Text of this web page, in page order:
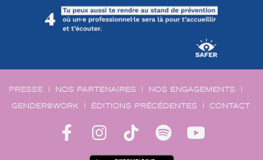
PRESSE NOS PARTENAIRES
NOS ENGAGEMENTS
GENDER@WORK
ÉDITIONS PRÉCÉDENTES CONTACT